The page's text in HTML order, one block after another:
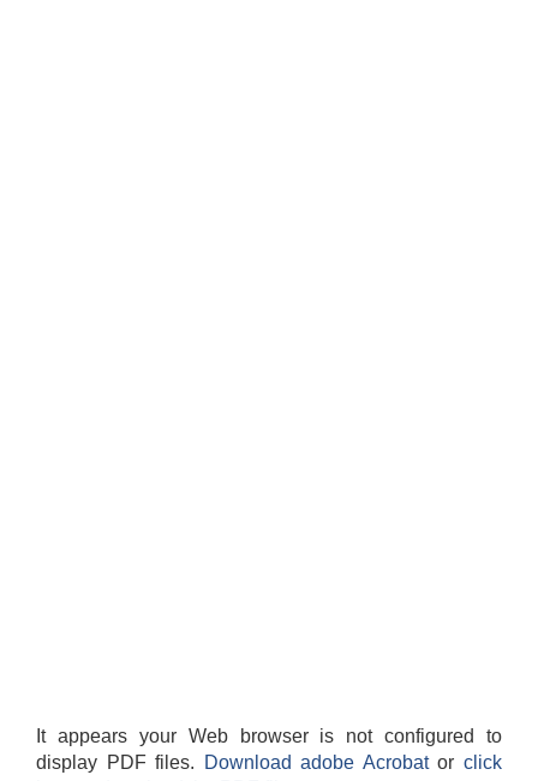
It appears your Web browser is not configured to
display PDF files.
Download adobe Acrobatorclick